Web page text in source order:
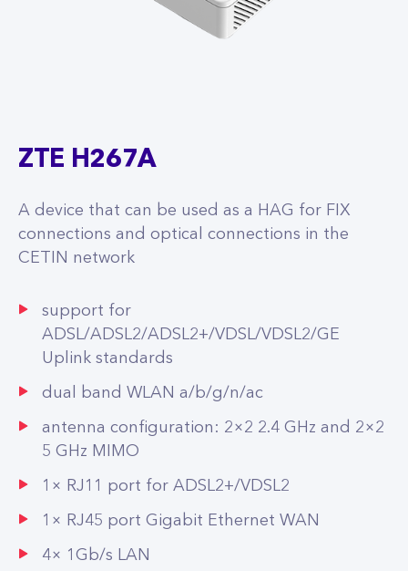
ZTE H267A
A device that can be used as a HAG for FIX
connections and optical connections in the
CETIN network
support for
ADSL/ADSL2/ADSL2+/VDSL/VDSL2/GE
Uplink standards
dual band WLAN a/b/g/n/ac
antenna configuration: 2×2 2.4 GHz and 2×2
5 GHz MIMO
1× RJ11 port for ADSL2+/VDSL2
1× RJ45 port Gigabit Ethernet WAN
4× 1Gb/s LAN